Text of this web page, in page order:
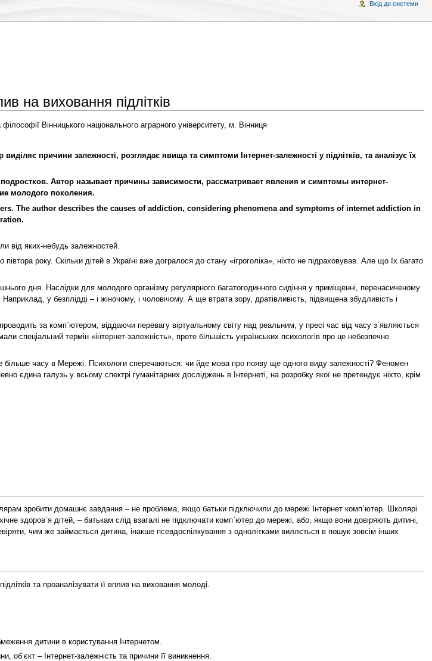
на виховання підлітків
Вінницького національного аграрного університету, м. Вінниця
причини залежності, розглядає явища та симптоми Інтернет-залежності у підлітків, та аналізує їх
Автор называет причины зависимости, рассматривает явления и симптомы интернет-
молодого поколения.
The author describes the causes of addiction, considering phenomena and symptoms of internet addiction in
від яких-небудь залежностей.
року. Скільки дітей в Україні вже догралося до стану «ігроголіка», ніхто не підраховував. Але що їх багато
дня. Наслідки для молодого організму регулярного багатогодинного сидіння у приміщенні, перенасиченому
у безплідді – і жіночому, і чоловічому. А ще втрата зору, дратівливість, підвищена збудливість і
за комп`ютером, віддаючи перевагу віртуальному світу над реальним, у пресі час від часу з`являються
спеціальний термін «інтернет-залежність», проте більшість українських психологів про це небезпечне
більше часу в Мережі. Психологи сперечаються: чи йде мова про появу ще одного виду залежності? Феномен
єдина галузь у всьому спектрі гуманітарних досліджень в Інтернеті, на розробку якої не претендує ніхто, крім
зробити домашнє завдання – не проблема, якщо батьки підключили до мережі Інтернет комп`ютер. Школярі
здоров`я дітей, – батькам слід взагалі не підключати комп`ютер до мережі, або, якщо вони довіряють дитині,
чим же займається дитина, інакше псевдоспілкування з однолітками виллється в пошук зовсім інших
та проаналізувати її вплив на виховання молоді.
дитини в користування Інтернетом.
об’єкт – Інтернет-залежність та причини її виникнення.
Вхід до системи